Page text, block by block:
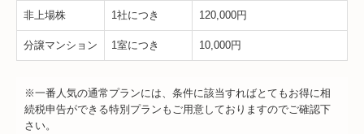
非上場株 1社につき 120,000円
分譲マンション 1室につき 10,000円
※一番人気の通常プランには、条件に該当すればとてもお得に相
続税申告ができる特別プランもご用意しておりますのでご確認下
さい。